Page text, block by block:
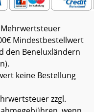
Mehrwertsteuer
Mindestbestellwert
den Beneluxländern
keine Bestellung
zzgl.